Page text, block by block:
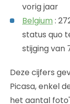
vorig jaar
Belgium :
status quo
stijging van
Deze cijfers
Picasa, enkel
het aantal